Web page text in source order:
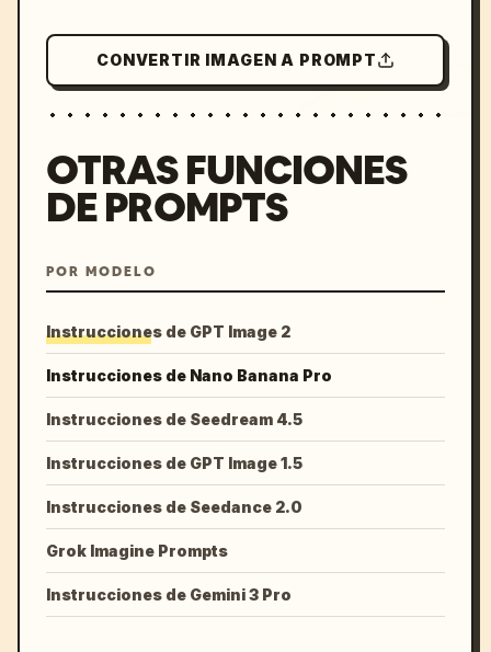
CONVERTIR IMAGEN A PROMPT
OTRAS FUNCIONES
DE PROMPTS
POR MODELO
Instrucciones de GPT Image 2
Instrucciones de Nano Banana Pro
Instrucciones de Seedream 4.5
Instrucciones de GPT Image 1.5
Instrucciones de Seedance 2.0
Grok Imagine Prompts
Instrucciones de Gemini 3 Pro